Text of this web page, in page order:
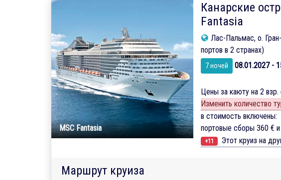
MSC Fantasia
Канарские
Fantasia
Лас-Пальмас, о.
портов в 2 странах)
7 ночей 08.01.2027 -
Цены за каюту на 2 взр.
Изменить количество
в стоимость включены:
портовые сборы 360 €
+11 Этот круиз на
Маршрут круиза